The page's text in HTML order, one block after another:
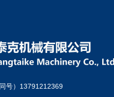
号）13791212369